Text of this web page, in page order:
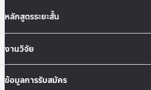
หลักสูตรระยะสั้น
งานวิจัย
ข้อมูลการรับสมัคร